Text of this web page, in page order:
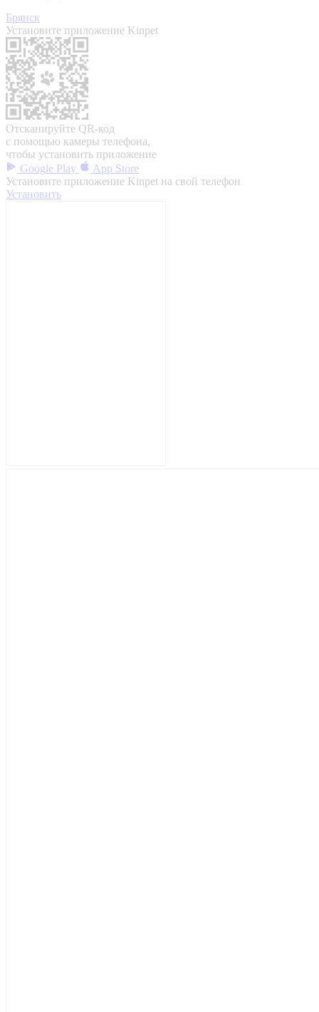
Брянск
Установите приложение Kinpet
Отсканируйте QR-код
с помощью камеры телефона,
чтобы установить приложение
Google Play
App Store
Установите приложение Kinpet на свой телефон
Установить